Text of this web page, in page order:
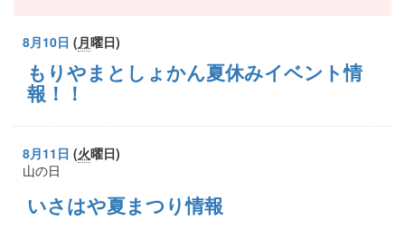
8月10日 ( 月曜日)
もりやまとしょかん夏休みイベント情
報！！
8月11日 (火曜日)
山の日
いさはや夏まつり情報